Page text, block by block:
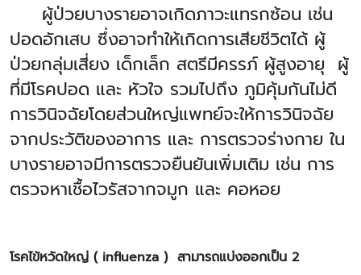
ผู้ป่วยบางรายอาจเกิดภาวะแทรกซ้อน เช่น
ปอดอักเสบ ซึ่งอาจทำให้เกิดการเสียชีวิตได้ ผู้
ป่วยกลุ่มเสี่ยง เด็กเล็ก สตรีมีครรภ์ ผู้สูงอายุ ผู้
ที่มีโรคปอด และ หัวใจ รวมไปถึง ภูมิคุ้มกันไม่ดี
การวินิจฉัยโดยส่วนใหญ่แพทย์จะให้การวินิจฉัย
จากประวัติของอาการ และ การตรวจร่างกาย ใน
บางรายอาจมีการตรวจยืนยันเพิ่มเติม เช่น การ
ตรวจหาเชื้อไวรัสจากจมูก และ คอหอย
โรคไข้หวัดใหญ่ ( influenza ) สามารถแบ่งออกเป็น 2